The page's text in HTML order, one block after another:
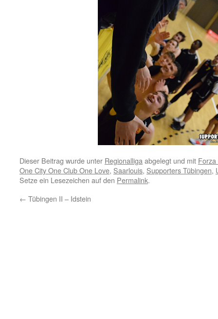
Dieser Beitrag wurde unter Regionalliga abgelegt und mit
One City One Club One Love, Saarlouis, Supporters Tübingen,
Setze ein Lesezeichen auf den Permalink.
← Tübingen II – Idstein